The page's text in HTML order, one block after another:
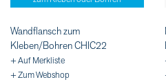
Wandflansch zum
Kleben/Bohren CHIC22
+ Auf Merkliste
+ Zum Webshop